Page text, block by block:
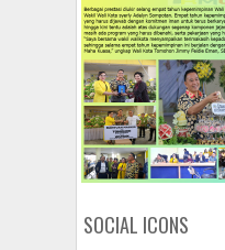
SOCIAL ICONS